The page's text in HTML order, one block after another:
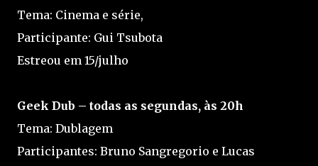
Tema: Cinema e série,
Participante: Gui Tsubota
Estreou em 15/julho
Geek Dub – todas as segundas, às 20h
Tema: Dublagem
Participantes: Bruno Sangregorio e Lucas